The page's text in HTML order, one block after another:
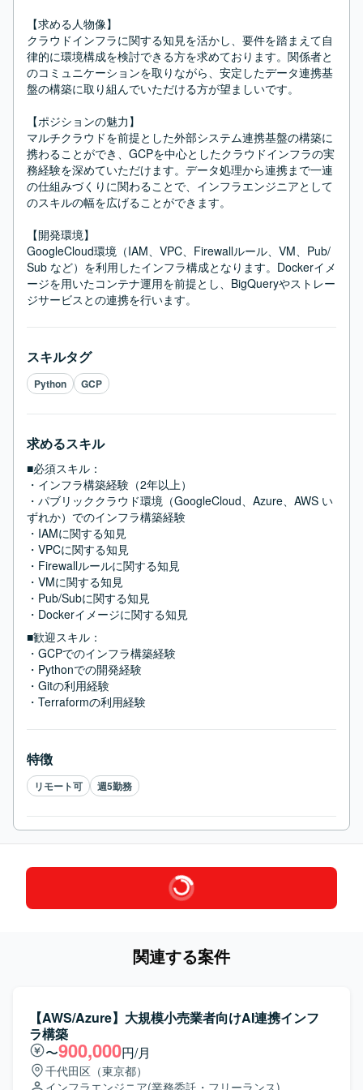
【求める人物像】
クラウドインフラに関する知見を活かし、要件を踏まえて自
律的に環境構成を検討できる方を求めております。関係者と
のコミュニケーションを取りながら、安定したデータ連携基
盤の構築に取り組んでいただける方が望ましいです。
【ポジションの魅力】
マルチクラウドを前提とした外部システム連携基盤の構築に
携わることができ、GCPを中心としたクラウドインフラの実
務経験を深めていただけます。データ処理から連携まで一連
の仕組みづくりに関わることで、インフラエンジニアとして
のスキルの幅を広げることができます。
【開発環境】
GoogleCloud環境（IAM、VPC、Firewallルール、VM、Pub/
Sub など）を利用したインフラ構成となります。Dockerイメ
ージを用いたコンテナ運用を前提とし、BigQueryやストレー
ジサービスとの連携を行います。
スキルタグ
Python GCP
求めるスキル
■必須スキル：
・インフラ構築経験（2年以上）
・パブリッククラウド環境（GoogleCloud、Azure、AWS い
ずれか）でのインフラ構築経験
・IAMに関する知見
・VPCに関する知見
・Firewallルールに関する知見
・VMに関する知見
・Pub/Subに関する知見
・Dockerイメージに関する知見
■歓迎スキル：
・GCPでのインフラ構築経験
・Pythonでの開発経験
・Gitの利用経験
・Terraformの利用経験
特徴
リモート可 週5勤務
関連する案件
【AWS/Azure】大規模小売業者向けAI連携インフ
ラ構築
〜900,000円/月
千代田区（東京都）
インフラエンジニア(業務委託・フリーランス)